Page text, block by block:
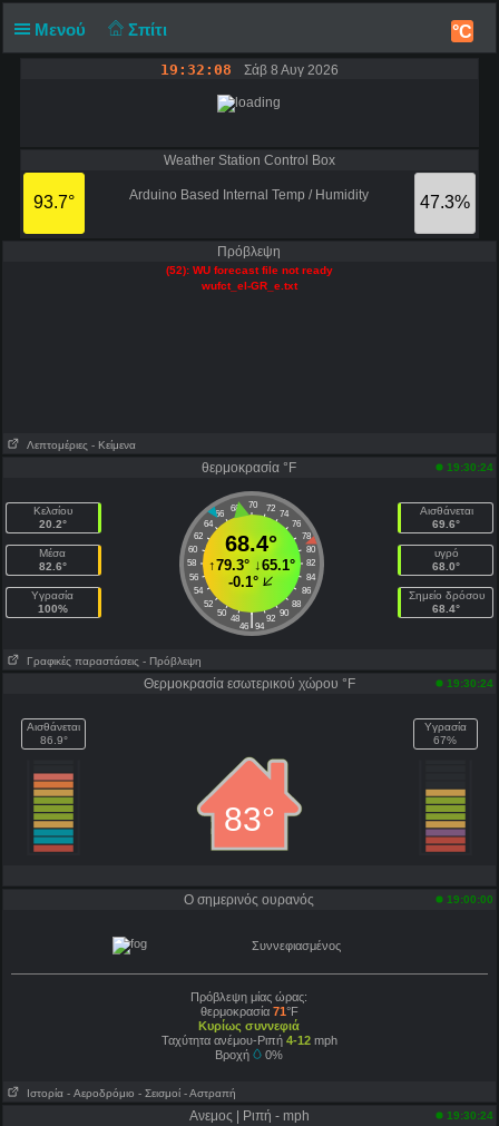
Μενού Σπίτι °C
19:32:08 Σάβ 8 Αυγ 2026
Weather Station Control Box
93.7° 47.3%
Arduino Based Internal Temp / Humidity
Πρόβλεψη
(52): WU forecast file not ready
wufct_el-GR_e.txt
Λεπτομέριες - Κείμενα
θερμοκρασία °F 19:30:24
Κελσίου
20.2°
Μέσα
82.6°
Υγρασία
100%
70
68 72
66
74
64
76
62
78
60
80
58
82
56
84
54
86
52
88
50
90
48 92
|
46 94
68.4°
↑79.3°↓65.1°
-0.1°
Αισθάνεται
69.6°
υγρό
68.0°
Σημείο δρόσου
68.4°
Γραφικές παραστάσεις - Πρόβλεψη
Θερμοκρασία εσωτερικού χώρου °F 19:30:24
Αισθάνεται
86.9°
83°
Υγρασία
67%
Ο σημερινός ουρανός 19:00:00
Συννεφιασμένος
Πρόβλεψη μίας ώρας:
θερμοκρασία 71°F
Κυρίως συννεφιά
Ταχύτητα ανέμου-Ριπή 4-12mph
Βροχή
0%
Ιστορία - Aεροδρόμιο - Σεισμοί - Αστραπή
Ανεμος | Ριπή - mph 19:30:24